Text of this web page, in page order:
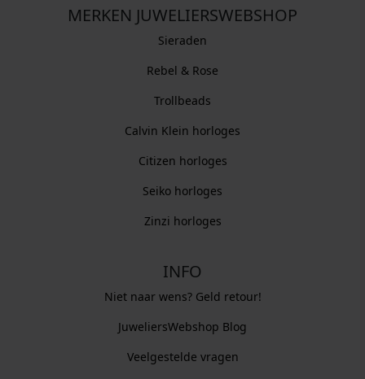
MERKEN JUWELIERSWEBSHOP
Sieraden
Rebel & Rose
Trollbeads
Calvin Klein horloges
Citizen horloges
Seiko horloges
Zinzi horloges
INFO
Niet naar wens? Geld retour!
JuweliersWebshop Blog
Veelgestelde vragen